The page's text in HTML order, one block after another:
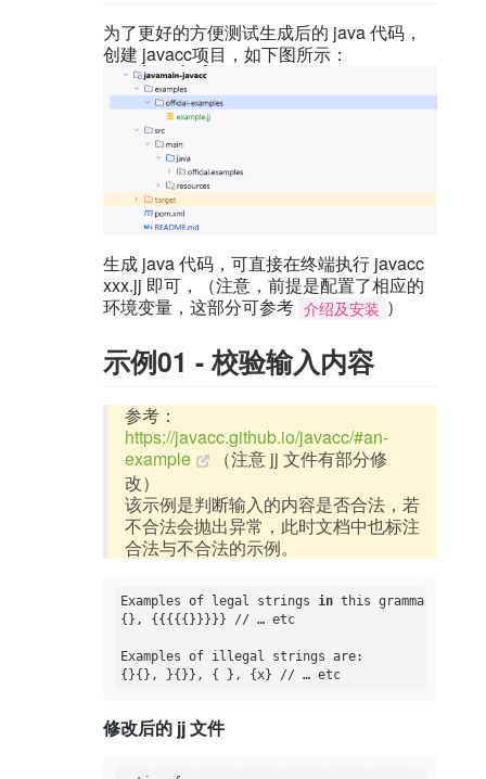
为了更好的方便测试生成后的 java 代码，
创建 javacc项目，如下图所示：
生成 java 代码，可直接在终端执行 javacc
xxx.jj 即可，（注意，前提是配置了相应的
环境变量，这部分可参考 介绍及安装 ）
示例01 - 校验输入内容
参考：
https://javacc.github.io/javacc/#an-
example
（注意 jj 文件有部分修
改）
该示例是判断输入的内容是否合法，若
不合法会抛出异常，此时文档中也标注
合法与不合法的示例。
Examples of legal strings in this grammar are:
{}, {{{{{}}}}} // … etc
Examples of illegal strings are:
{}{}, }{}}, { }, {x} // … etc
修改后的 jj 文件